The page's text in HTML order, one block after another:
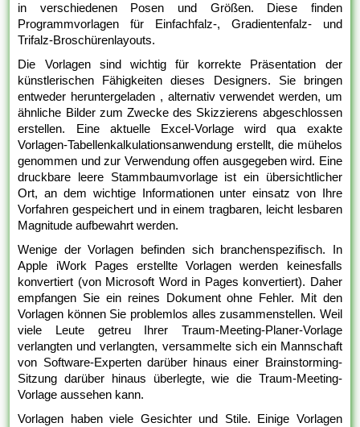
in verschiedenen Posen und Größen. Diese finden
Programmvorlagen für Einfachfalz-, Gradientenfalz- und
Trifalz-Broschürenlayouts.
Die Vorlagen sind wichtig für korrekte Präsentation der
künstlerischen Fähigkeiten dieses Designers. Sie bringen
entweder heruntergeladen , alternativ verwendet werden, um
ähnliche Bilder zum Zwecke des Skizzierens abgeschlossen
erstellen. Eine aktuelle Excel-Vorlage wird qua exakte
Vorlagen-Tabellenkalkulationsanwendung erstellt, die mühelos
genommen und zur Verwendung offen ausgegeben wird. Eine
druckbare leere Stammbaumvorlage ist ein übersichtlicher
Ort, an dem wichtige Informationen unter einsatz von Ihre
Vorfahren gespeichert und in einem tragbaren, leicht lesbaren
Magnitude aufbewahrt werden.
Wenige der Vorlagen befinden sich branchenspezifisch. In
Apple iWork Pages erstellte Vorlagen werden keinesfalls
konvertiert (von Microsoft Word in Pages konvertiert). Daher
empfangen Sie ein reines Dokument ohne Fehler. Mit den
Vorlagen können Sie problemlos alles zusammenstellen. Weil
viele Leute getreu Ihrer Traum-Meeting-Planer-Vorlage
verlangten und verlangten, versammelte sich ein Mannschaft
von Software-Experten darüber hinaus einer Brainstorming-
Sitzung darüber hinaus überlegte, wie die Traum-Meeting-
Vorlage aussehen kann.
Vorlagen haben viele Gesichter und Stile. Einige Vorlagen